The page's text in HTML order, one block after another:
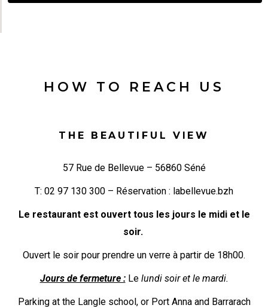
HOW TO REACH US
THE BEAUTIFUL VIEW
57 Rue de Bellevue – 56860 Séné
T: 02 97 130 300 – Réservation : labellevue.bzh
Le restaurant est ouvert tous les jours le midi et le
soir.
Ouvert le soir pour prendre un verre à partir de 18h00.
Jours de fermeture :Lelundi soir et le mardi.
Parking at the Langle school, or Port Anna and Barrarach